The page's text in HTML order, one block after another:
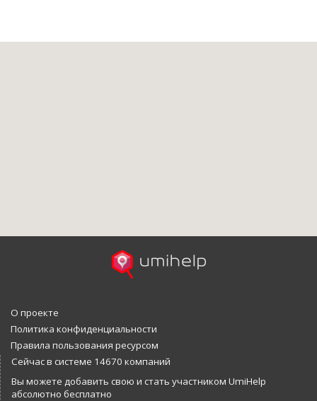
О проекте
Политика конфиденциальности
Правила пользования ресурсом
Сейчас в системе 14670 компаний
Вы можете добавить свою и стать участником UmiHelp
абсолютно бесплатно